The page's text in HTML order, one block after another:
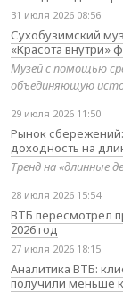
31 июля 2026 08:56
Сухобузимский
«Красота внутри»
Музей с помощью
объединяющую
29 июля 2026 11:50
Рынок
доходность на
Тренд на «длинные
28 июля 2026 15:54
ВТБ пересмотрел
2026 год
27 июля 2026 18:15
Аналитика ВТБ:
получили меньше